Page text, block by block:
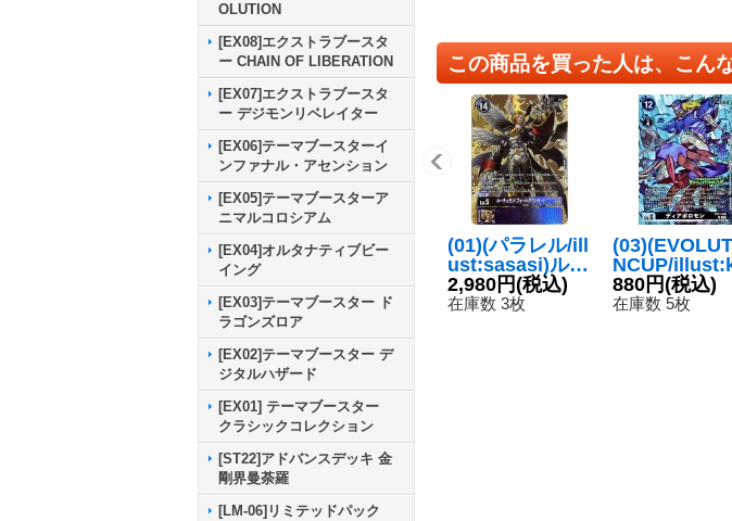
OLUTION
[EX08]エクストラブースタ
ー CHAIN OF LIBERATION
[EX07]エクストラブースタ
ー デジモンリベレイター
[EX06]テーマブースターイ
ンファナル・アセンション
[EX05]テーマブースターア
ニマルコロシアム
[EX04]オルタナティブビー
イング
[EX03]テーマブースター ド
ラゴンズロア
[EX02]テーマブースター デ
ジタルハザード
[EX01] テーマブースター
クラシックコレクション
[ST22]アドバンスデッキ 金
剛界曼荼羅
[LM-06]リミテッドパック
この商品を買った人は、こん
(01)(パラレル/ill
ust:sasasi)ルー
チェモン：フォ
ールダウンモー
2,980円(税込)
在庫数 3枚
NCUP/
ki)ディアボロ
ン【R】
880円(税込)
在庫数 5枚